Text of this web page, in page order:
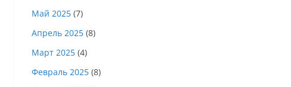
Май 2025 (7)
Апрель 2025 (8)
Март 2025 (4)
Февраль 2025 (8)